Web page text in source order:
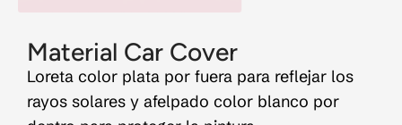
Material Car Cover
Loreta color plata por fuera para reflejar los
rayos solares y afelpado color blanco por